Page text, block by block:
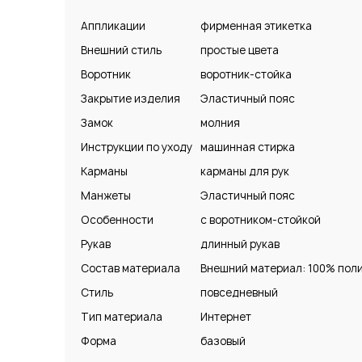
Аппликации
фирменная этикетка
Внешний стиль
простые цвета
Воротник
воротник-стойка
Закрытие изделия
Эластичный пояс
Замок
молния
Инструкции по уходу машинная стирка
Карманы
карманы для рук
Манжеты
Эластичный пояс
Особенности
с воротником-стойкой
Рукав
длинный рукав
Состав материала
Внешний материал: 100%
Стиль
повседневный
Тип материала
Интернет
Форма
базовый